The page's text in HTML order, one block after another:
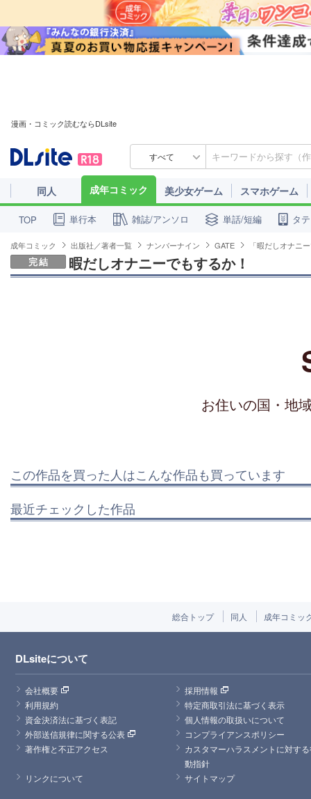
漫画・コミック読むならDLsite
すべて
同人 成年コミック 美少女ゲーム スマホゲーム
TOP 単行本 雑誌/アンソロ 単話/短編 タ
成年コミック 出版社／著者一覧 ナンバーナイン GATE 「暇だしオナニ
完結 暇だしオナニーでもするか！
お住いの国・地
この作品を買った人はこんな作品も買っています
最近チェックした作品
総合トップ 同人 成年コミッ
DLsiteについて
会社概要
採用情報
利用規約
特定商取引法に基づく表示
資金決済法に基づく表記
個人情報の取扱いについて
外部送信規律に関する公表
コンプライアンスポリシー
著作権と不正アクセス
カスタマーハラスメントに対す
動指針
リンクについて
サイトマップ